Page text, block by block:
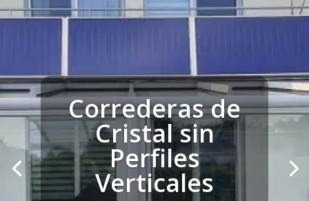
Correderas de
Cristal sin
Perfiles
Verticales